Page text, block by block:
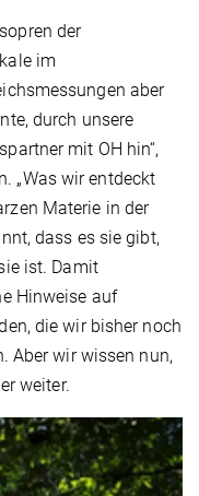
der
im
aber
durch unsere
mit OH hin“,
„Was wir entdeckt
Materie in der
dass es sie gibt,
ist. Damit
Hinweise auf
die wir bisher noch
Aber wir wissen nun,
weiter.